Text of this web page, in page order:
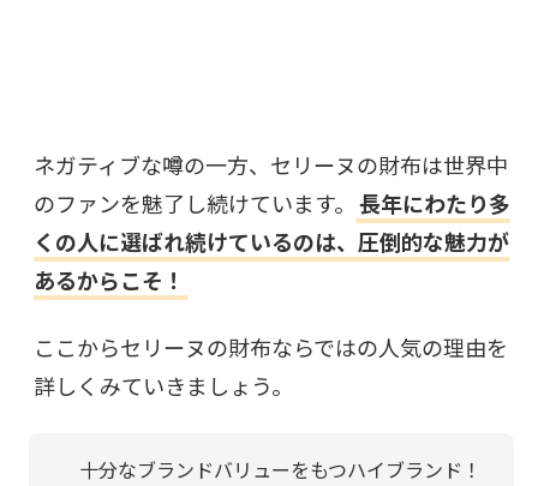
ネガティブな噂の一方、セリーヌの財布は世界中
のファンを魅了し続けています。 長年にわたり多
くの人に選ばれ続けているのは、圧倒的な魅力が
あるからこそ！
ここからセリーヌの財布ならではの人気の理由を
詳しくみていきましょう。
十分なブランドバリューをもつハイブランド！